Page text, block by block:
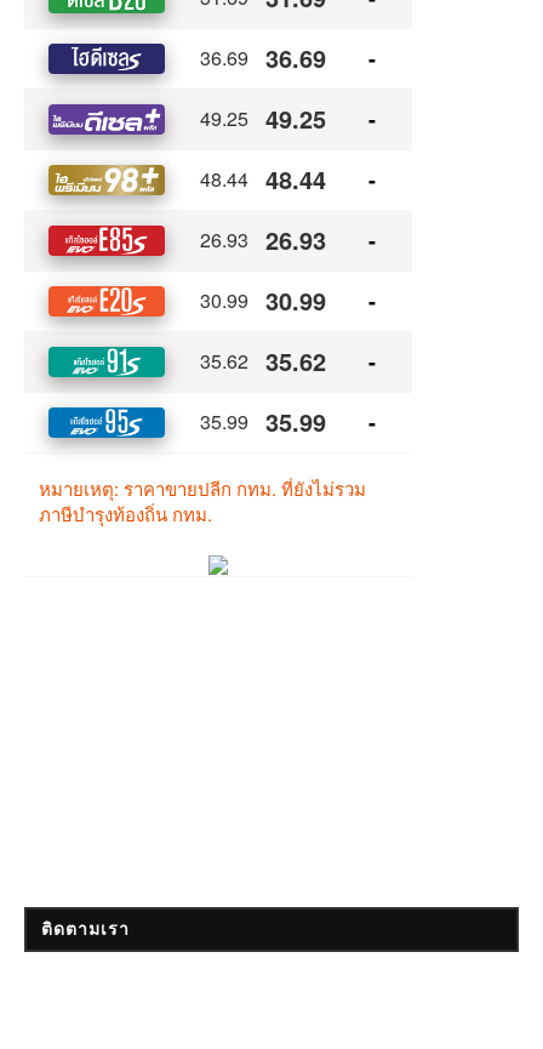
ติดตามเรา